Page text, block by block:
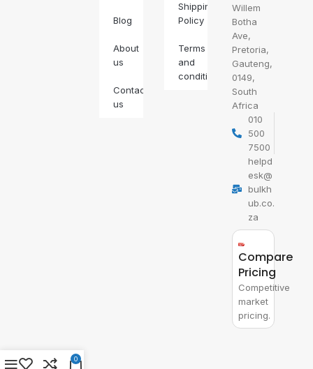
Blog
About
us
Contact
us
Shipping
Policy
Terms
and
conditions
Willem
Botha
Ave,
Pretoria,
Gauteng,
0149,
South
Africa
010
500
7500
helpd
esk@
bulkh
ub.co.
za
Compare
Pricing
Competitive
market
pricing.
0